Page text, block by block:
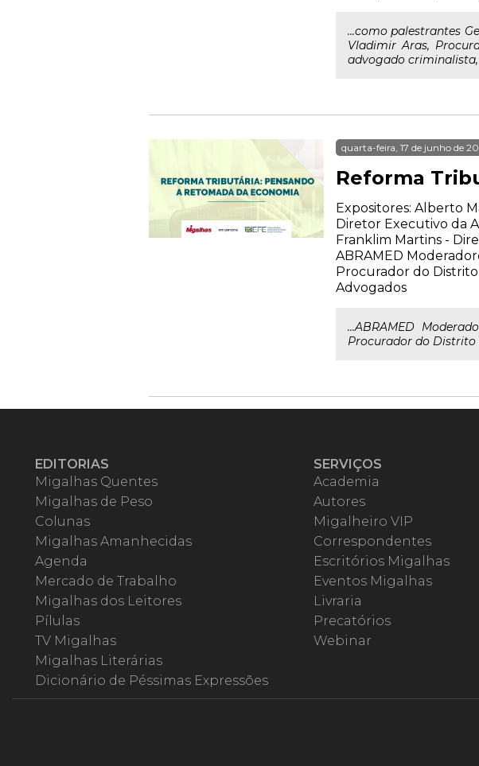
...como palestrantes
Vladimir Aras,
advogado
quarta-feira, 17 de junho de
Reforma
Expositores: Alberto
Diretor Executivo da
Franklim Martins -
ABRAMED
Procurador do
Advogados
...ABRAMED
Procurador do Distrito
EDITORIAS
Migalhas Quentes
Migalhas de Peso
Colunas
Migalhas Amanhecidas
Agenda
Mercado de Trabalho
Migalhas dos Leitores
Pílulas
TV Migalhas
Migalhas Literárias
Dicionário de Péssimas Expressões
SERVIÇOS
Academia
Autores
Migalheiro VIP
Correspondentes
Escritórios Migalhas
Eventos Migalhas
Livraria
Precatórios
Webinar